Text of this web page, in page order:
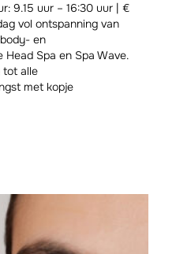
9.15 uur – 16:30 uur | €
vol ontspanning van
en
Spa en Spa Wave.
tot alle
met kopje